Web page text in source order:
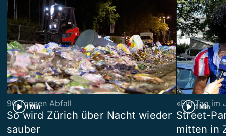
1 Min
90 Tonnen Abfall
So wird Zürich über Nacht wieder
sauber
1 Min
«Ein Tag im
Street-
mitten in